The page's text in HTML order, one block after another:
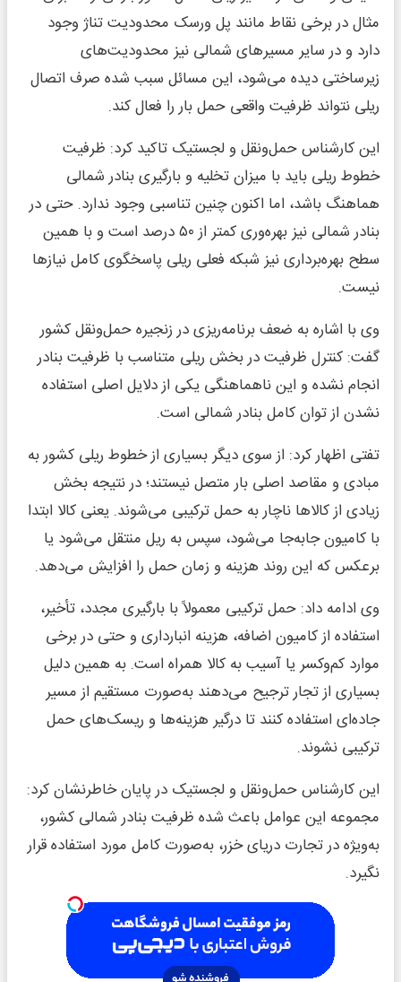
مثال در برخی نقاط مانند پل ورسک محدودیت تناژ وجود
دارد و در سایر مسیرهای شمالی نیز محدودیت‌های
زیرساختی دیده می‌شود، این مسائل سبب شده صرف اتصال
ریلی نتواند ظرفیت واقعی حمل بار را فعال کند.
این کارشناس حمل‌ونقل و لجستیک تاکید کرد: ظرفیت
خطوط ریلی باید با میزان تخلیه و بارگیری بنادر شمالی
هماهنگ باشد، اما اکنون چنین تناسبی وجود ندارد. حتی در
بنادر شمالی نیز بهره‌وری کمتر از ۵۰ درصد است و با همین
سطح بهره‌برداری نیز شبکه فعلی ریلی پاسخگوی کامل نیازها
نیست.
وی با اشاره به ضعف برنامه‌ریزی در زنجیره حمل‌ونقل کشور
گفت: کنترل ظرفیت در بخش ریلی متناسب با ظرفیت بنادر
انجام نشده و این ناهماهنگی یکی از دلایل اصلی استفاده
نشدن از توان کامل بنادر شمالی است.
تفتی اظهار کرد: از سوی دیگر بسیاری از خطوط ریلی کشور به
مبادی و مقاصد اصلی بار متصل نیستند؛ در نتیجه بخش
زیادی از کالاها ناچار به حمل ترکیبی می‌شوند. یعنی کالا ابتدا
با کامیون جابه‌جا می‌شود، سپس به ریل منتقل می‌شود یا
برعکس که این روند هزینه و زمان حمل را افزایش می‌دهد.
وی ادامه داد: حمل ترکیبی معمولاً با بارگیری مجدد، تأخیر،
استفاده از کامیون اضافه، هزینه انبارداری و حتی در برخی
موارد کم‌وکسر یا آسیب به کالا همراه است. به همین دلیل
بسیاری از تجار ترجیح می‌دهند به‌صورت مستقیم از مسیر
جاده‌ای استفاده کنند تا درگیر هزینه‌ها و ریسک‌های حمل
ترکیبی نشوند.
این کارشناس حمل‌ونقل و لجستیک در پایان خاطرنشان کرد:
مجموعه این عوامل باعث شده ظرفیت بنادر شمالی کشور،
به‌ویژه در تجارت دریای خزر، به‌صورت کامل مورد استفاده قرار
نگیرد.